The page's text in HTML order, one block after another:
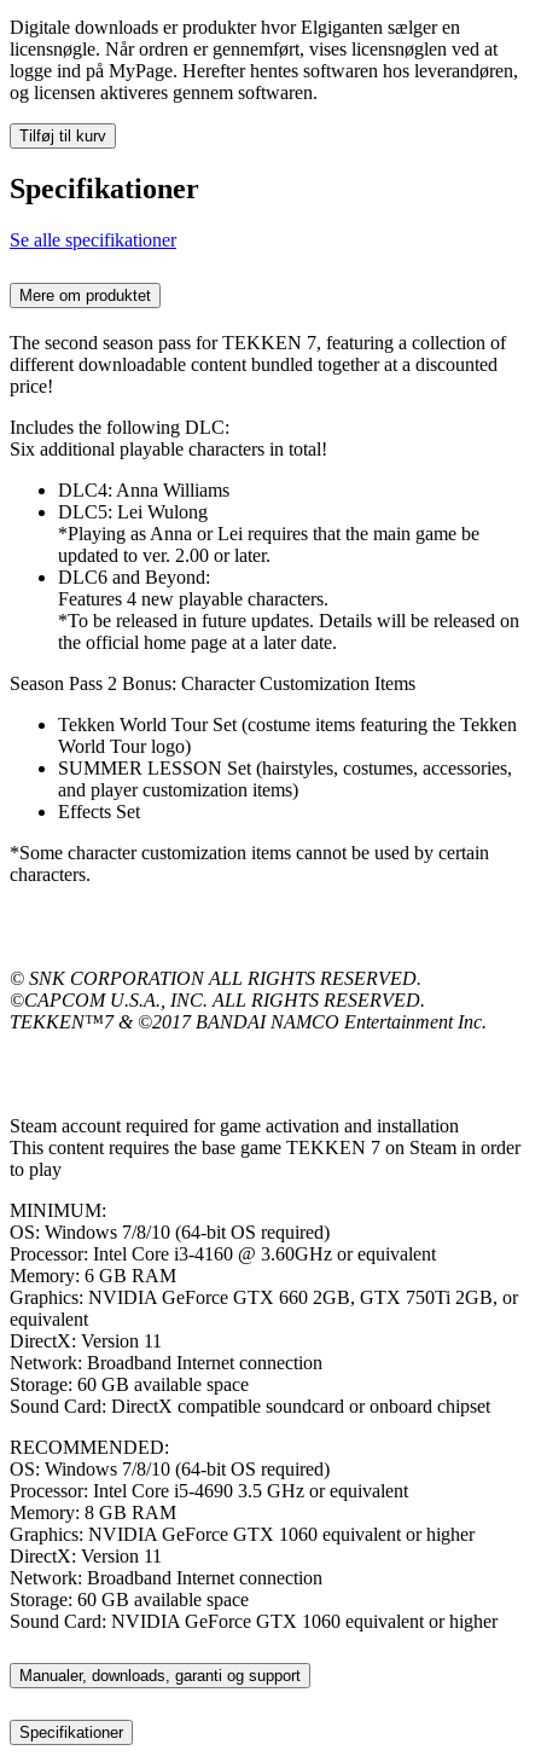
Digitale downloads er produkter hvor Elgiganten sælger en
licensnøgle. Når ordren er gennemført, vises licensnøglen ved at
logge ind på MyPage. Herefter hentes softwaren hos leverandøren,
og licensen aktiveres gennem softwaren.
Tilføj til kurv
Specifikationer
Se alle specifikationer
Mere om produktet
The second season pass for TEKKEN 7, featuring a collection of
different downloadable content bundled together at a discounted
price!
Includes the following DLC:
Six additional playable characters in total!
DLC4: Anna Williams
DLC5: Lei Wulong
*Playing as Anna or Lei requires that the main game be
updated to ver. 2.00 or later.
DLC6 and Beyond:
Features 4 new playable characters.
*To be released in future updates. Details will be released on
the official home page at a later date.
Season Pass 2 Bonus: Character Customization Items
Tekken World Tour Set (costume items featuring the Tekken
World Tour logo)
SUMMER LESSON Set (hairstyles, costumes, accessories,
and player customization items)
Effects Set
*Some character customization items cannot be used by certain
characters.
© SNK CORPORATION ALL RIGHTS RESERVED.
©CAPCOM U.S.A., INC. ALL RIGHTS RESERVED.
TEKKEN™7 & ©2017 BANDAI NAMCO Entertainment Inc.
Steam account required for game activation and installation
This content requires the base game TEKKEN 7 on Steam in order
to play
MINIMUM:
OS: Windows 7/8/10 (64-bit OS required)
Processor: Intel Core i3-4160 @ 3.60GHz or equivalent
Memory: 6 GB RAM
Graphics: NVIDIA GeForce GTX 660 2GB, GTX 750Ti 2GB, or
equivalent
DirectX: Version 11
Network: Broadband Internet connection
Storage: 60 GB available space
Sound Card: DirectX compatible soundcard or onboard chipset
RECOMMENDED:
OS: Windows 7/8/10 (64-bit OS required)
Processor: Intel Core i5-4690 3.5 GHz or equivalent
Memory: 8 GB RAM
Graphics: NVIDIA GeForce GTX 1060 equivalent or higher
DirectX: Version 11
Network: Broadband Internet connection
Storage: 60 GB available space
Sound Card: NVIDIA GeForce GTX 1060 equivalent or higher
Manualer, downloads, garanti og support
Specifikationer